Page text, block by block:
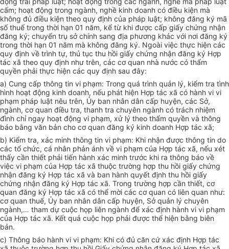
cấm; hoạt động trong ngành, nghề kinh doanh có điều kiện mà
không đủ điều kiện theo quy định của pháp luật; không đăng ký mã
sốthuế trong thời hạn 01 năm, kể từ khi được cấp giấy chứng nhận
đăng ký; chuyển trụ sở chính sang địa phương khác với nơi đăng ký
trong thời hạn 01 năm mà không đăng ký. Ngoài việc thực hiện các
quy định về trình tự, thủ tục thu hồi giấy chứng nhận đăng ký Hợp
tác xã theo quy định như trên, các cơ quan nhà nước có thẩm
quyền phải thực hiện các quy định sau đây:
a) Cung cấp thông tin vi phạm: Trong quá trình quản lý, kiểm tra tình
hình hoạt động kinh doanh, nếu phát hiện Hợp tác xã có hành vi vi
phạm pháp luật nêu trên, Ủy ban nhân dân cấp huyện, các Sở,
ngành, cơquan điều tra, thanh tra chuyên ngành có trách nhiệm
đình chỉ ngay hoạt động vi phạm, xử lý theo thẩm quyền và thông
báo bằng văn bản cho cơ quan đăng ký kinh doanh Hợp tác xã;
b) Kiểm tra, xác minh thông tin vi phạm: Khi nhận được thông tin do
các tổ chức, cá nhân phản ánh về vi phạm của Hợp tác xã, nếu xét
thấy cần thiết phải tiến hành xác minh trước khi ra thông báo về
việc vi phạm của Hợp tác xã thuộc trường hợp thu hồi giấy chứng
nhận đăng ký Hợp tác xã và ban hành quyết định thu hồi giấy
chứng nhận đăng ký Hợp tác xã. Trong trường hợp cần thiết, cơ
quan đăng ký Hợp tác xã có thể mời các cơquan có liên quan như:
cơ quan thuế, Ủy ban nhân dân cấp huyện, Sởquản lý chuyên
ngành,… tham dự cuộc họp liên ngành để xác định hành vi vi phạm
của Hợp tác xã. Kết quả cuộc họp phải được thể hiện bằng biên
bản.
c) Thông báo hành vi vi phạm: Khi có đủ căn cứ xác định Hợp tác